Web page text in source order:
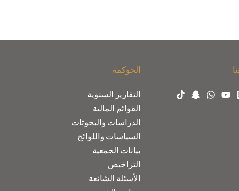
الحوكمة
التقارير السنوية
القوائم المالية
الدراسات والبحوثات
السياسات واللوائح
بيانات الجمعية
التراخيص
الأسئلة الشائعة